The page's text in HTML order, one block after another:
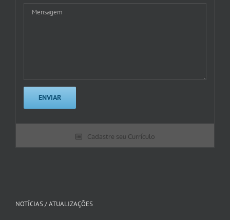
Cadastre seu Currículo
NOTÍCIAS / ATUALIZAÇÕES